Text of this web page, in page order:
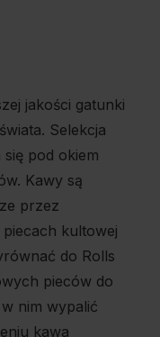
jakości gatunki
Selekcja
pod okiem
Kawy są
przez
piecach kultowej
do Rolls
pieców do
nim wypalić
kawa